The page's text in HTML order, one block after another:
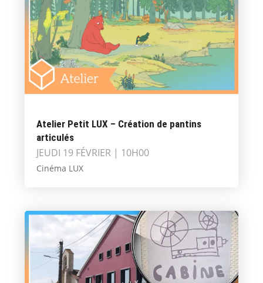
Atelier Petit LUX – Création de pantins
articulés
JEUDI 19 FÉVRIER | 10H00
Cinéma LUX